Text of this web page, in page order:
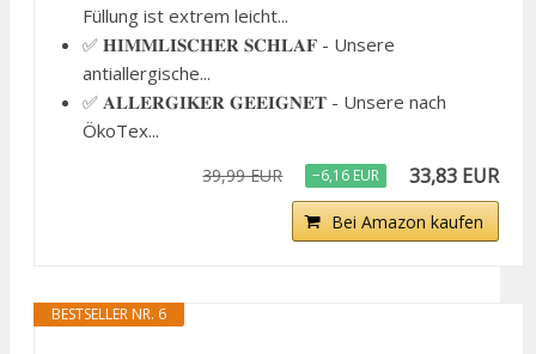
Füllung ist extrem leicht...
✅ 𝐇𝐈𝐌𝐌𝐋𝐈𝐒𝐂𝐇𝐄𝐑 𝐒𝐂𝐇𝐋𝐀𝐅 - Unsere
antiallergische...
✅ 𝐀𝐋𝐋𝐄𝐑𝐆𝐈𝐊𝐄𝐑 𝐆𝐄𝐄𝐈𝐆𝐍𝐄𝐓 - Unsere nach
ÖkoTex...
39,99 EUR −6,16 EUR 33,83 EUR
Bei Amazon kaufen
BESTSELLER NR. 6